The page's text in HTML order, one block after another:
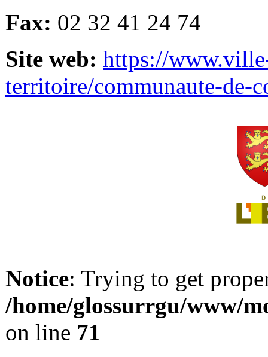
Fax: 02 32 41 24 74
Site web: https://
territoire/communaute-de-
Notice: Trying to get
/home/glossurrgu/www/
on line 71